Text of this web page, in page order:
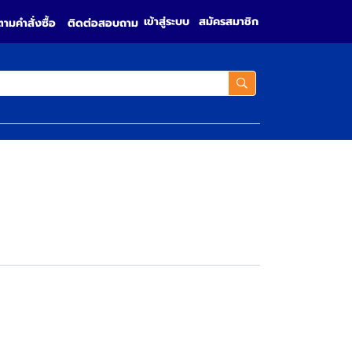
มคำสั่งซื้อ ติดต่อสอบถาม เข้าสู่ระบบ สมัครสมาชิก